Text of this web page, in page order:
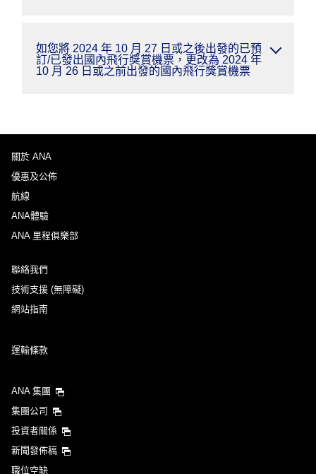
如您將 2024 年 10 月 27 日或之後出發的已預
訂/已發出國內飛行獎賞機票，更改為 2024 年
10 月 26 日或之前出發的國內飛行獎賞機票
關於 ANA
優惠及公佈
航線
ANA體驗
ANA 里程俱樂部
聯絡我們
技術支援 (無障礙)
網站指南
運輸條款
ANA 集團
集團公司
投資者關係
新聞發佈稿
職位空缺